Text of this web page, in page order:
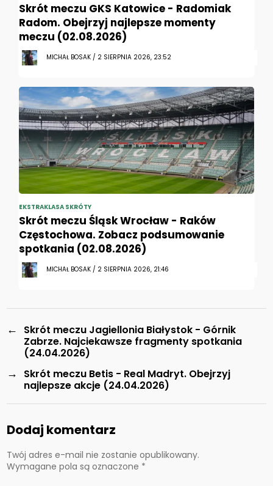
Skrót meczu GKS Katowice - Radomiak
Radom. Obejrzyj najlepsze momenty
meczu (02.08.2026)
MICHAŁ BOSAK / 2 SIERPNIA 2026, 23:52
EKSTRAKLASA SKRÓTY
Skrót meczu Śląsk Wrocław - Raków
Częstochowa. Zobacz podsumowanie
spotkania (02.08.2026)
MICHAŁ BOSAK / 2 SIERPNIA 2026, 21:46
←
Skrót meczu Jagiellonia Białystok - Górnik
Zabrze. Najciekawsze fragmenty spotkania
(24.04.2026)
→
Skrót meczu Betis - Real Madryt. Obejrzyj
najlepsze akcje (24.04.2026)
Dodaj komentarz
Twój adres e-mail nie zostanie opublikowany.
Wymagane pola są oznaczone *